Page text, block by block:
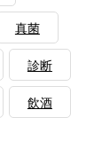
真菌
診断
飲酒